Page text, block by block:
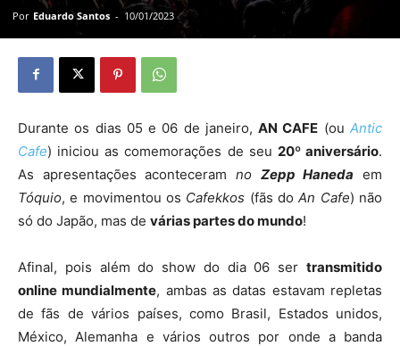
Por Eduardo Santos - 10/01/2023
Durante os dias 05 e 06 de janeiro,AN CAFE (ouAntic
Cafe) iniciou as comemorações de seu 20º aniversário.
As apresentações aconteceram no Zepp Haneda em
Tóquio, e movimentou os Cafekkos (fãs doAn Cafe) não
só do Japão, mas de várias partes do mundo!
Afinal, pois além do show do dia 06 ser transmitido
online mundialmente, ambas as datas estavam repletas
de fãs de vários países, como Brasil, Estados unidos,
México, Alemanha e vários outros por onde a banda